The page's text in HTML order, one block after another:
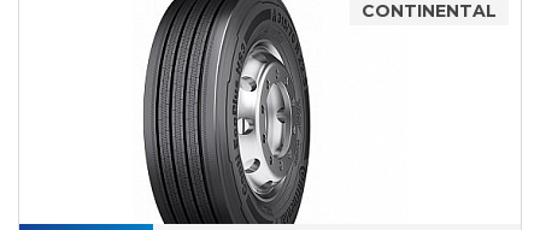
CONTINENTAL